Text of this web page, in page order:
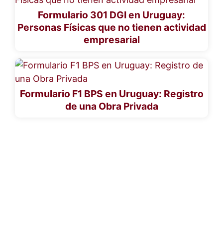
Formulario 301 DGI en Uruguay:
Personas Físicas que no tienen actividad
empresarial
Formulario F1 BPS en Uruguay: Registro
de una Obra Privada